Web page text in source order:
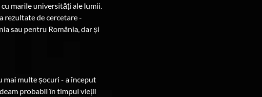
marile universități ale lumii.
rezultate de cercetare -
sau pentru România, dar și
mai multe șocuri - a început
probabil în timpul vieții